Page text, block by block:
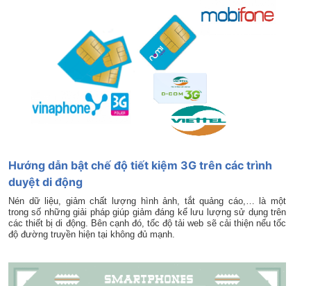
Hướng dẫn bật chế độ tiết kiệm 3G trên các trình
duyệt di động
Nén dữ liệu, giảm chất lượng hình ảnh, tắt quảng cáo,… là một
trong số những giải pháp giúp giảm đáng kể lưu lượng sử dụng trên
các thiết bị di động. Bên cạnh đó, tốc độ tải web sẽ cải thiện nếu tốc
độ đường truyền hiện tại không đủ mạnh.